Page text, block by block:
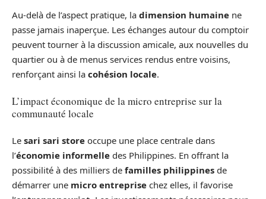
Au-delà de l’aspect pratique, la dimension humaine ne
passe jamais inaperçue. Les échanges autour du comptoir
peuvent tourner à la discussion amicale, aux nouvelles du
quartier ou à de menus services rendus entre voisins,
renforçant ainsi la cohésion locale.
L’impact économique de la micro entreprise sur la
communauté locale
Le sari sari store occupe une place centrale dans
l’économie informelle des Philippines. En offrant la
possibilité à des milliers de familles philippines de
démarrer une micro entreprise chez elles, il favorise